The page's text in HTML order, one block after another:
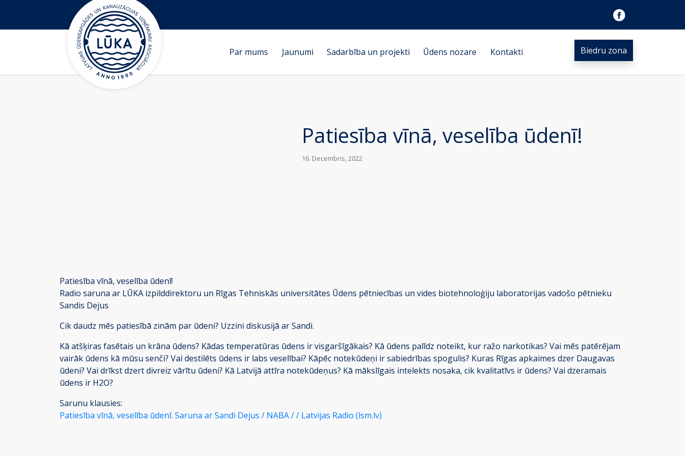
Par mums Jaunumi Sadarbība un projekti Ūdens nozare Kontakti Biedru zona
Patiesība vīnā, veselība ūdenī!
16. Decembris, 2022
Patiesība vīnā, veselība ūdenī!
Radio saruna ar LŪKA izpilddirektoru un Rīgas Tehniskās universitātes Ūdens pētniecības un vides biotehnoloģiju laboratorijas vadošo pētnieku
Sandis Dejus
Cik daudz mēs patiesībā zinām par ūdeni? Uzzini diskusijā ar Sandi.
Kā atšķiras fasētais un krāna ūdens? Kādas temperatūras ūdens ir visgaršīgākais? Kā ūdens palīdz noteikt, kur ražo narkotikas? Vai mēs patērējam
vairāk ūdens kā mūsu senči? Vai destilēts ūdens ir labs veselībai? Kāpēc notekūdeņi ir sabiedrības spogulis? Kuras Rīgas apkaimes dzer Daugavas
ūdeni? Vai drīkst dzert divreiz vārītu ūdeni? Kā Latvijā attīra notekūdeņus? Kā mākslīgais intelekts nosaka, cik kvalitatīvs ir ūdens? Vai dzeramais
ūdens ir H2O?
Sarunu klausies:
Patiesība vīnā, veselība ūdenī. Saruna ar Sandi Dejus / NABA / / Latvijas Radio (lsm.lv)